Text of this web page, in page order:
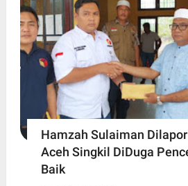
Hamzah Sulaiman
Aceh Singkil DiDuga
Baik